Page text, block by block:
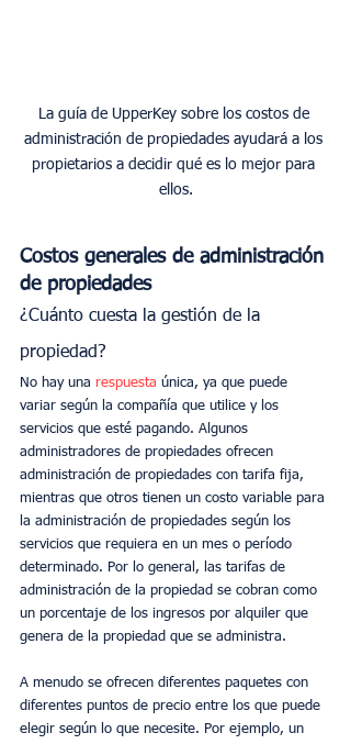
La guía de UpperKey sobre los costos de
administración de propiedades ayudará a los
propietarios a decidir qué es lo mejor para
ellos.
Costos generales de administración
de propiedades
¿Cuánto cuesta la gestión de la
propiedad?
No hay una respuesta única, ya que puede
variar según la compañía que utilice y los
servicios que esté pagando. Algunos
administradores de propiedades ofrecen
administración de propiedades con tarifa fija,
mientras que otros tienen un costo variable para
la administración de propiedades según los
servicios que requiera en un mes o período
determinado. Por lo general, las tarifas de
administración de la propiedad se cobran como
un porcentaje de los ingresos por alquiler que
genera de la propiedad que se administra.
A menudo se ofrecen diferentes paquetes con
diferentes puntos de precio entre los que puede
elegir según lo que necesite. Por ejemplo, un